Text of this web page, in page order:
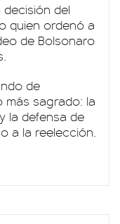
del
quien ordenó a
de Bolsonaro
de
sagrado: la
la defensa de
a la reelección.